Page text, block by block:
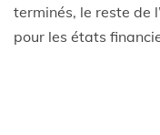
terminés, le reste de
pour les états